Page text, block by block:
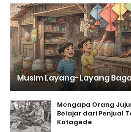
Musim Layang-Layang
Mengapa Orang
Belajar dari Penjual
Kotagede